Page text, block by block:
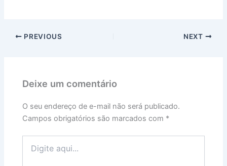
PREVIOUS NEXT
Deixe um comentário
O seu endereço de e-mail não será publicado.
Campos obrigatórios são marcados com *
aqui...